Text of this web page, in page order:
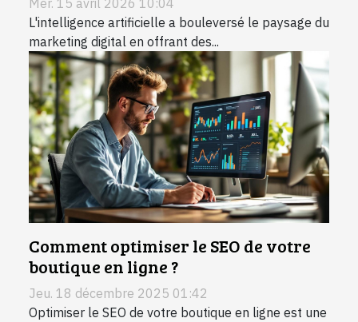
L'intelligence artificielle a bouleversé le paysage du
marketing digital en offrant des...
Comment optimiser le SEO de votre
boutique en ligne ?
Jeu. 18 décembre 2025 01:42
Optimiser le SEO de votre boutique en ligne est une